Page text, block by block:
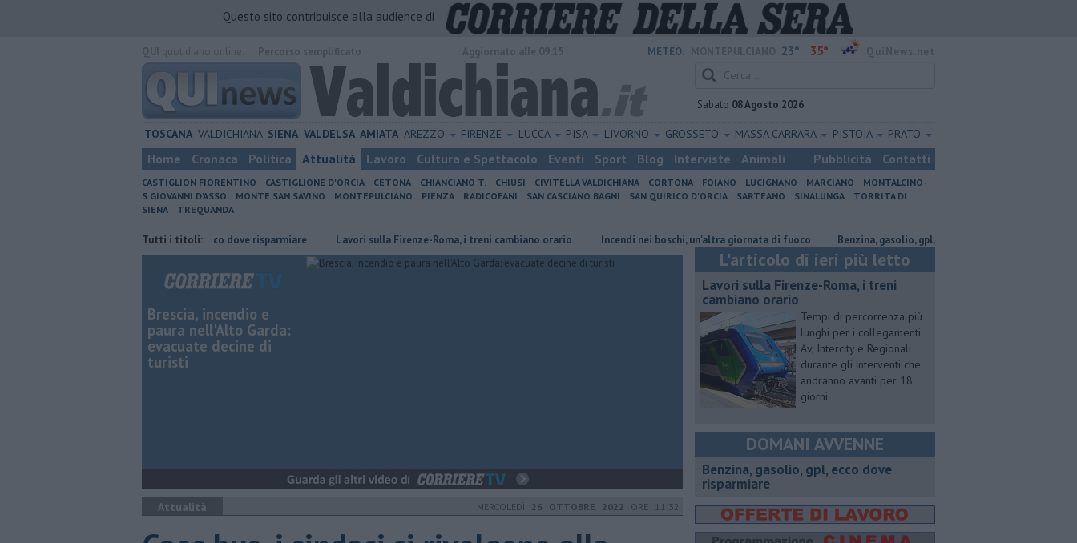
Questo sito contribuisce alla audience di
METEO: 23° 35°
Sabato 08 Agosto 2026
TOSCANA VALDICHIANA SIENA VALDELSA AMIATA AREZZO FIRENZE LUCCA PISA LIVORNO GROSSETO MASSA CARRARA PISTOIA PRATO
Home Cronaca Politica Attualità Lavoro Cultura e Spettacolo Eventi Sport Blog Interviste Animali Pubblicità Contatti
CASTIGLION FIORENTINO CASTIGLIONE D'ORCIA CETONA CHIANCIANO T. CHIUSI CIVITELLA VALDICHIANA CORTONA FOIANO LUCIGNANO MARCIANO
MONTALCINO-
S.GIOVANNI D'ASSO
MONTE SAN SAVINO MONTEPULCIANO PIENZA RADICOFANI SAN CASCIANO BAGNI SAN QUIRICO D'ORCIA SARTEANO SINALUNGA
TORRITA DI
SIENA
TREQUANDA
Tutti i titoli:
​Benzina, gasolio, gpl, ecco dove risparmiare Lavori sulla Firenze-Roma, i treni cambiano orario Incendi nei boschi, un'altra giornata di fuoco ​Benzina, gasolio, gpl, ecco dove risparmiare
Brescia, incendio e
paura nell'Alto Garda:
evacuate decine di
turisti
Attualità MERCOLEDÌ 26 OTTOBRE 2022 ORE 11:32
L'articolo di ieri più letto
Lavori sulla Firenze-Roma, i treni
cambiano orario
Tempi di percorrenza più
lunghi per i collegamenti
Av, Intercity e Regionali
durante gli interventi che
andranno avanti per 18
giorni
DOMANI AVVENNE
​Benzina, gasolio, gpl, ecco dove
risparmiare